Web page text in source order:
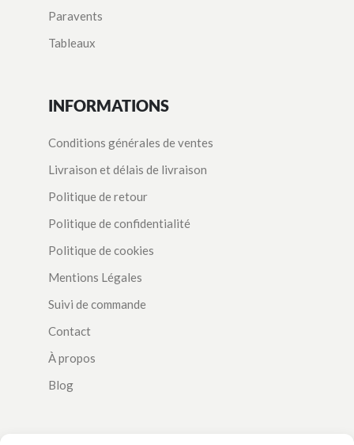
Paravents
Tableaux
INFORMATIONS
Conditions générales de ventes
Livraison et délais de livraison
Politique de retour
Politique de confidentialité
Politique de cookies
Mentions Légales
Suivi de commande
Contact
À propos
Blog